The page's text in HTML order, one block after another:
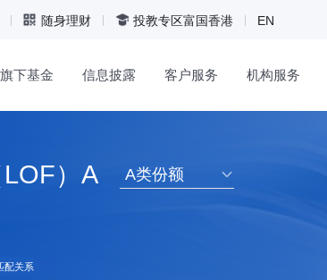
随身理财 投教专区富国香港 EN
旗下基金 信息披露 客户服务 机构服务
）A A类份额
配关系